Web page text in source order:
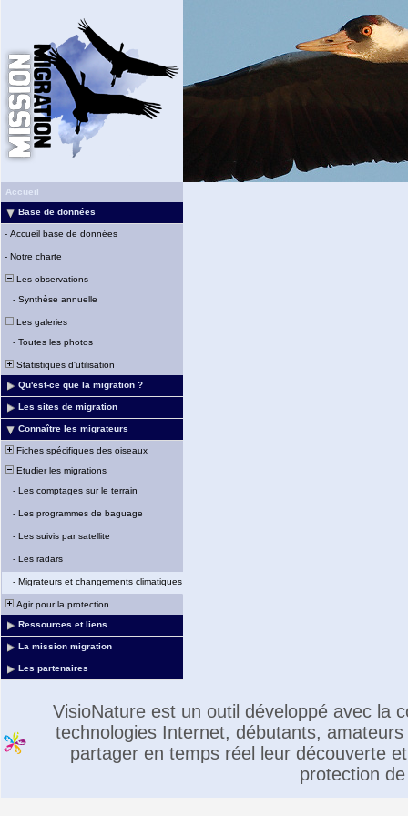
Accueil
Base de données
- Accueil base de données
- Notre charte
Les observations
- Synthèse annuelle
Les galeries
- Toutes les photos
Statistiques d'utilisation
Qu'est-ce que la migration ?
Les sites de migration
Connaître les migrateurs
Fiches spécifiques des oiseaux
Etudier les migrations
- Les comptages sur le terrain
- Les programmes de baguage
- Les suivis par satellite
- Les radars
- Migrateurs et changements climatiques
Agir pour la protection
Ressources et liens
La mission migration
Les partenaires
VisioNature est un outil développé avec la
technologies Internet, débutants,
partager en temps réel leur découverte
protection